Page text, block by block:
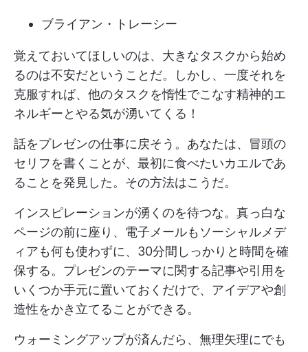
ブライアン・トレーシー
覚えておいてほしいのは、大きなタスクから始め
るのは不安だということだ。しかし、一度それを
克服すれば、他のタスクを惰性でこなす精神的エ
ネルギーとやる気が湧いてくる！
話をプレゼンの仕事に戻そう。あなたは、冒頭の
セリフを書くことが、最初に食べたいカエルであ
ることを発見した。その方法はこうだ。
インスピレーションが湧くのを待つな。真っ白な
ページの前に座り、電子メールもソーシャルメデ
ィアも何も使わずに、30分間しっかりと時間を確
保する。プレゼンのテーマに関する記事や引用を
いくつか手元に置いておくだけで、アイデアや創
造性をかき立てることができる。
ウォーミングアップが済んだら、無理矢理にでも